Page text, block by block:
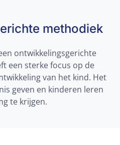
methodiek
ontwikkelingsgerichte
een sterke focus op de
van het kind. Het
geven en kinderen leren
te krijgen.